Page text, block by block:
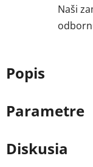
Naši
Popis
Parametre
Diskusia